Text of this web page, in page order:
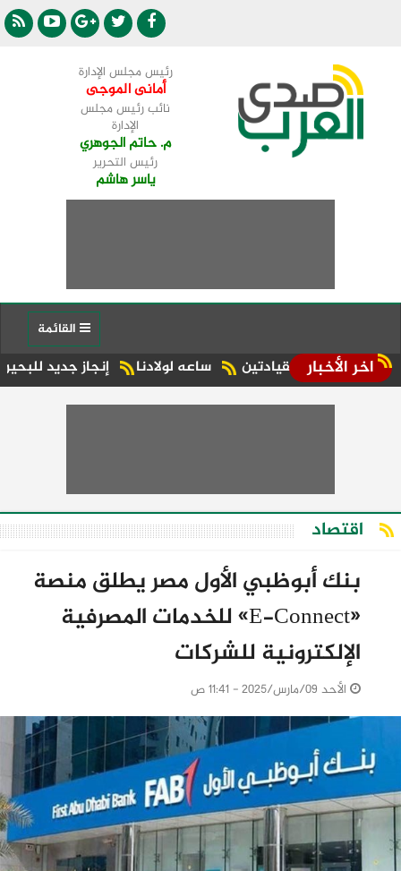
رئيس مجلس الإدارة
أمانى الموجى
نائب رئيس مجلس
الإدارة
م. حاتم الجوهري
رئيس التحرير
ياسر هاشم
اخر الأخبار إنجاز جديد للبحيرة.. شبراخيت وبدر ضمن أفضل 10 وحدات محلية على ساعه لولادنا بين القيادتين
اقتصاد
بنك أبوظبي الأول مصر يطلق منصة
«E-Connect» للخدمات المصرفية
الإلكترونية للشركات
الأحد 09/مارس/2025 - 11:41 ص